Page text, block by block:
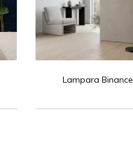
Lampara Binance